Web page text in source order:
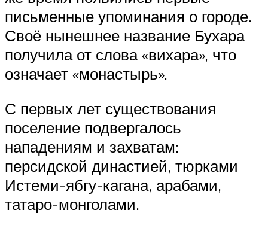
письменные упоминания о городе.
Своё нынешнее название Бухара
получила от слова «вихара», что
означает «монастырь».
С первых лет существования
поселение подвергалось
нападениям и захватам:
персидской династией, тюрками
Истеми-ябгу-кагана, арабами,
татаро-монголами.